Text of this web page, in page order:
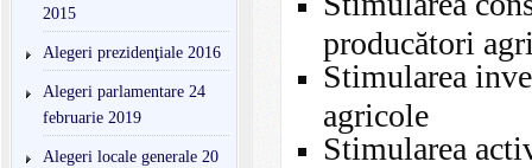
2015
Alegeri prezidenţiale 2016
Alegeri parlamentare 24
februarie 2019
Alegeri locale generale 20
producători
Stimularea
agricole
Stimularea